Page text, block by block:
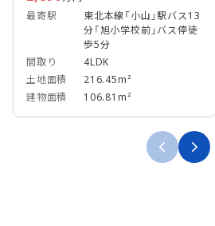
最寄駅
東北本線「小山」駅バス13
分「旭小学校前」バス停徒
歩5分
間取り
4LDK
土地面積
216.45m²
建物面積
106.81m²